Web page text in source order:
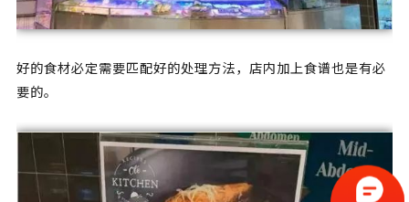
好的食材必定需要匹配好的处理方法，店内加上食谱也是有必
要的。